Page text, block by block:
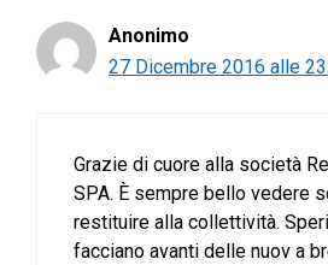
Anonimo
27 Dicembre 2016 alle
Grazie di cuore alla società
SPA. È sempre bello vedere
restituire alla collettività.
facciano avanti delle nuov a